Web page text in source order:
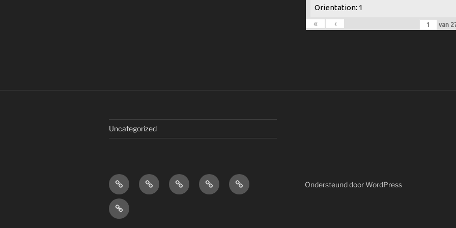
Orientation: 1
«
‹ van
Uncategorized
Home
Onze
Camper
Onze
tripjes
Nieuwsbrief
Youtube
Kellegem.
Wie
Ondersteund door WordPress